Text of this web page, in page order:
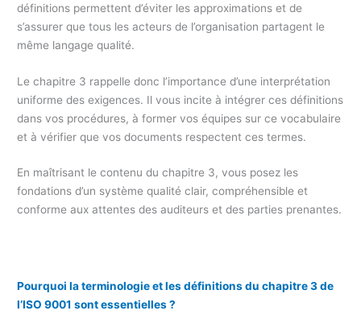
définitions permettent d’éviter les approximations et de
s’assurer que tous les acteurs de l’organisation partagent le
même langage qualité.
Le chapitre 3 rappelle donc l’importance d’une interprétation
uniforme des exigences. Il vous incite à intégrer ces définitions
dans vos procédures, à former vos équipes sur ce vocabulaire
et à vérifier que vos documents respectent ces termes.
En maîtrisant le contenu du chapitre 3, vous posez les
fondations d’un système qualité clair, compréhensible et
conforme aux attentes des auditeurs et des parties prenantes.
Pourquoi la terminologie et les définitions du chapitre 3 de
l’ISO 9001 sont essentielles ?